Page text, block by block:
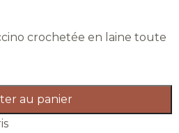
crochetée en laine toute
au panier